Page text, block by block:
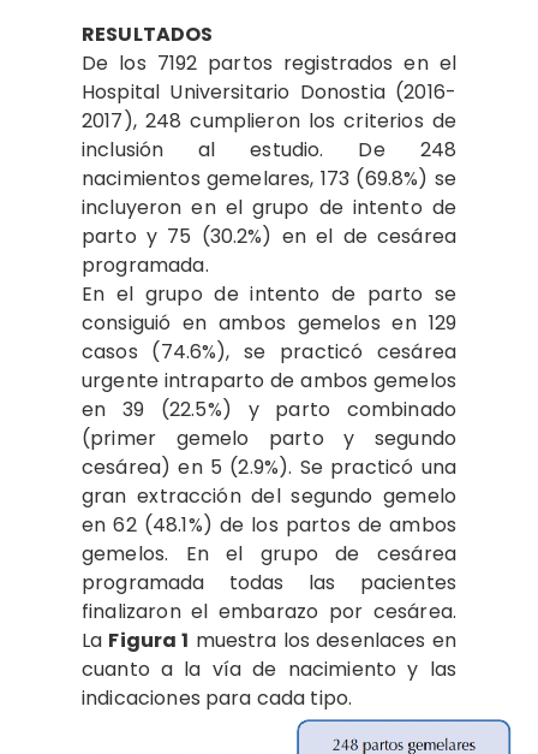
RESULTADOS
De los 7192 partos registrados en el
Hospital Universitario Donostia (2016-
2017), 248 cumplieron los criterios de
inclusión al estudio. De 248
nacimientos gemelares, 173 (69.8%) se
incluyeron en el grupo de intento de
parto y 75 (30.2%) en el de cesárea
programada.
En el grupo de intento de parto se
consiguió en ambos gemelos en 129
casos (74.6%), se practicó cesárea
urgente intraparto de ambos gemelos
en 39 (22.5%) y parto combinado
(primer gemelo parto y segundo
cesárea) en 5 (2.9%). Se practicó una
gran extracción del segundo gemelo
en 62 (48.1%) de los partos de ambos
gemelos. En el grupo de cesárea
programada todas las pacientes
finalizaron el embarazo por cesárea.
La Figura 1 muestra los desenlaces en
cuanto a la vía de nacimiento y las
indicaciones para cada tipo.